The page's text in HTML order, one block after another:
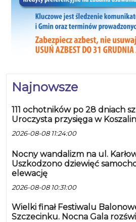
Najnowsze
111 ochotników po 28 dniach
Uroczysta przysięga w
2026-08-08 11:24:00
Nocny wandalizm na ul.
Uszkodzono dziewięć
elewację
2026-08-08 10:31:00
Wielki finał Festiwalu
Szczecinku. Nocna Gala